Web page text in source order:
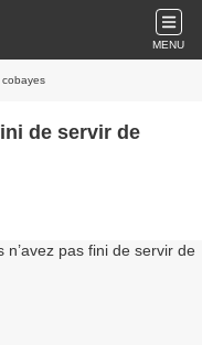
MENU
cobayes
de servir de